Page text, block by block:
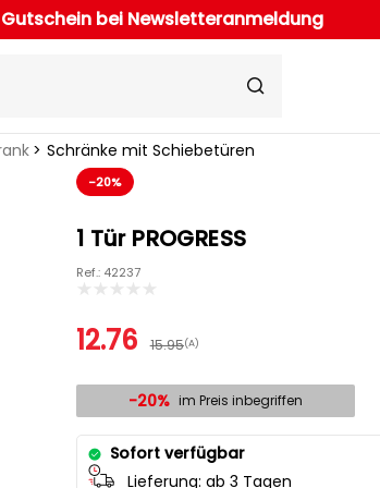
Gutschein bei Newsletteranmeldung
Schränke mit Schiebetüren
-20%
1 Tür PROGRESS
Ref.: 42237
12.76 15.95(A)
-20% im Preis inbegriffen
Sofort verfügbar
Lieferung: ab 3 Tagen